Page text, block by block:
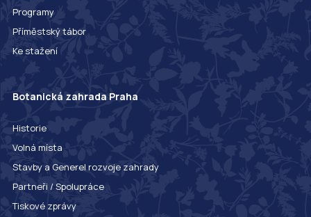
Programy
Příměstský tábor
Ke stažení
Botanická zahrada Praha
Historie
Volná místa
Stavby a Generel rozvoje zahrady
Partneři / Spolupráce
Tiskové zprávy